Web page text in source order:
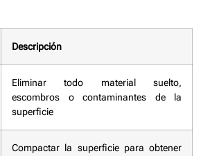
Descripción
Eliminar todo material suelto,
escombros o contaminantes de la
superficie
Compactar la superficie para obtener